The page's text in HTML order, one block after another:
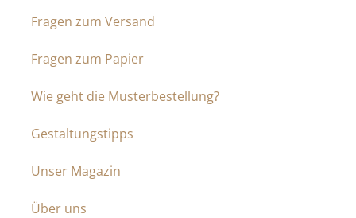
Fragen zum Versand
Fragen zum Papier
Wie geht die Musterbestellung?
Gestaltungstipps
Unser Magazin
Über uns